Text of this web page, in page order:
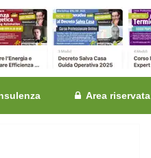
Area riservata